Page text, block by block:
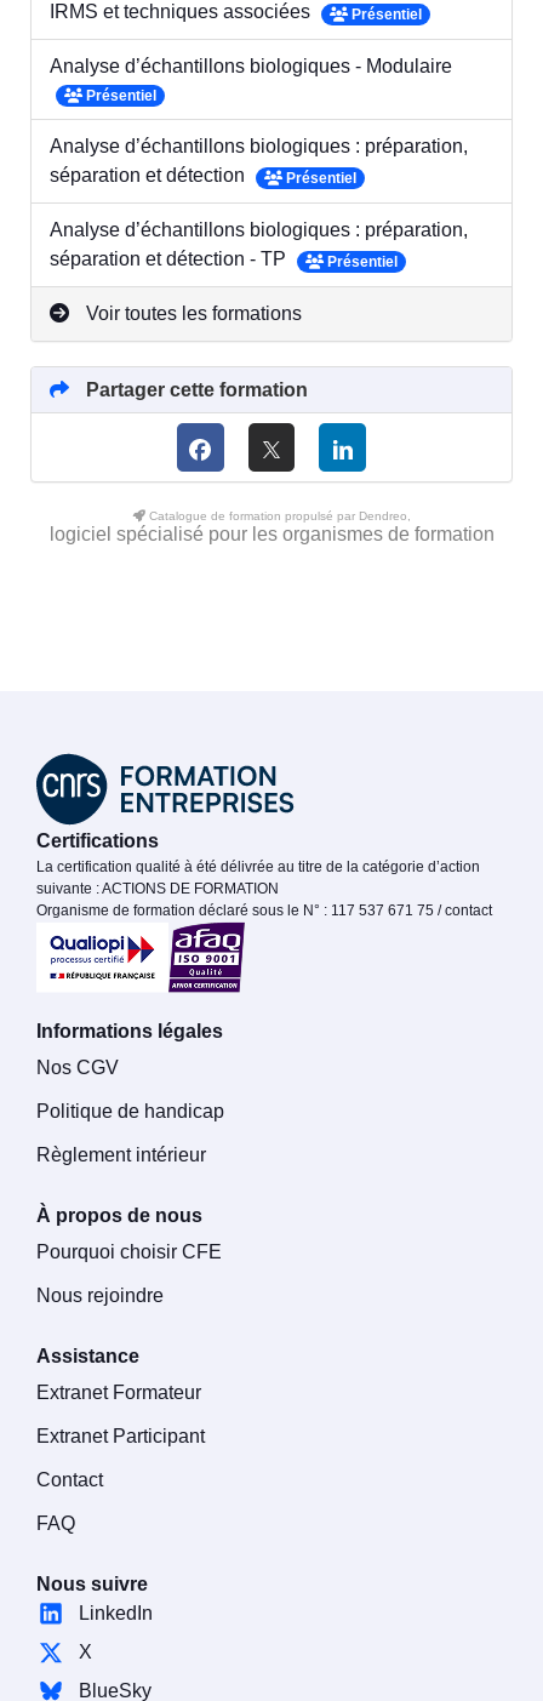
IRMS et techniques associées
Présentiel
Analyse d’échantillons biologiques - Modulaire
Présentiel
Analyse d’échantillons biologiques : préparation,
séparation et détection
Présentiel
Analyse d’échantillons biologiques : préparation,
séparation et détection - TP
Présentiel
Voir toutes les formations
Partager cette formation
Catalogue de formation propulsé par Dendreo,
logiciel spécialisé pour les organismes de formation
Certifications
La certification qualité à été délivrée au titre de la catégorie d’action
suivante : ACTIONS DE FORMATION
Organisme de formation déclaré sous le N° : 117 537 671 75 / contact
Informations légales
Nos CGV
Politique de handicap
Règlement intérieur
À propos de nous
Pourquoi choisir CFE
Nous rejoindre
Assistance
Extranet Formateur
Extranet Participant
Contact
FAQ
Nous suivre
LinkedIn
X
BlueSky